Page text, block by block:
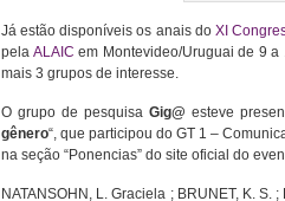
Já estão disponíveis os anais do XI
pela ALAIC em Montevideo/Uruguai de 9
mais 3 grupos de interesse.
O grupo de pesquisa Gig@ esteve
gênero“, que participou do GT 1 –
na seção “Ponencias” do site oficial do
NATANSOHN, L. Graciela ; BRUNET, K. S.